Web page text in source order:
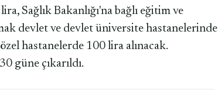
Sağlık Bakanlığı'na bağlı eğitim ve
devlet ve devlet üniversite hastanelerinde
hastanelerde 100 lira alınacak.
güne çıkarıldı.